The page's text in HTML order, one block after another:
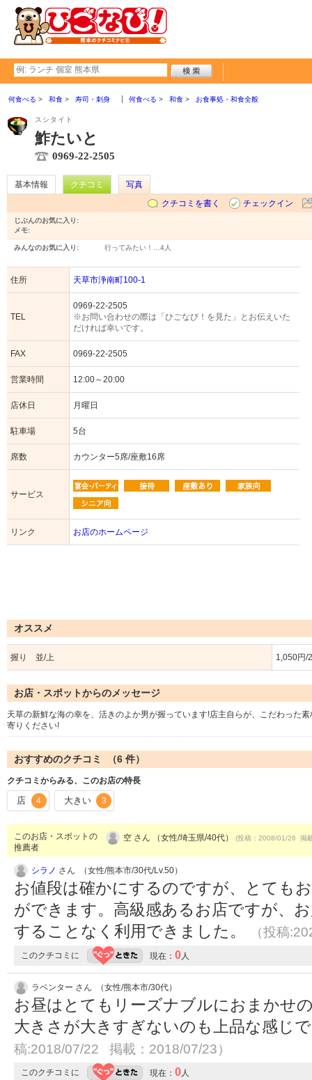
何食べる 和食 寿司・刺身 何食べる 和食 お食事処・和食全般
スシタイト
鮓たいと
0969-22-2505
基本情報 クチコミ
写真
クチコミを書く
チェックイン
じぶんのお気に入り:
メモ:
みんなのお気に入り: 行ってみたい！… 4人
住所 天草市浄南町100-1
TEL
0969-22-2505
※お問い合わせの際は「ひごなび！を見た」とお伝えいた
だければ幸いです。
FAX 0969-22-2505
営業時間 12:00～20:00
店休日 月曜日
駐車場 5台
席数 カウンター5席/座敷16席
サービス
リンク お店のホームページ
オススメ
握り 並/上 1,050円/
お店・スポットからのメッセージ
天草の新鮮な海の幸を、活きのよか男が握っています!店主自らが、こだわった
寄りください!
おすすめのクチコミ （6 件）
クチコミからみる、このお店の特長
店 4 大きい 3
このお店・スポットの
推薦者
空 さん （女性/埼玉県/40代） (投稿：2008/01/26 掲
シラノ さん （女性/熊本市/30代/Lv.50）
お値段は確かにするのですが、とても
ができます。高級感あるお店ですが、
することなく利用できました。
（投稿
このクチコミに 現在： 0 人
ラベンター さん （女性/熊本市/30代）
お昼はとてもリーズナブルにおまかせ
大きさが大きすぎないのも上品な感じ
稿:2018/07/22 掲載：2018/07/23）
このクチコミに 現在： 0 人